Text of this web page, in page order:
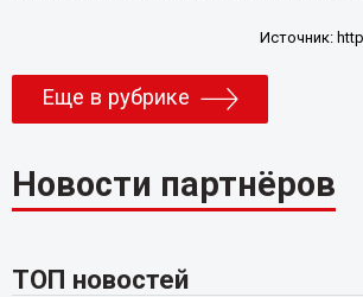
Источник:
Еще в рубрике
Новости партнёров
ТОП новостей